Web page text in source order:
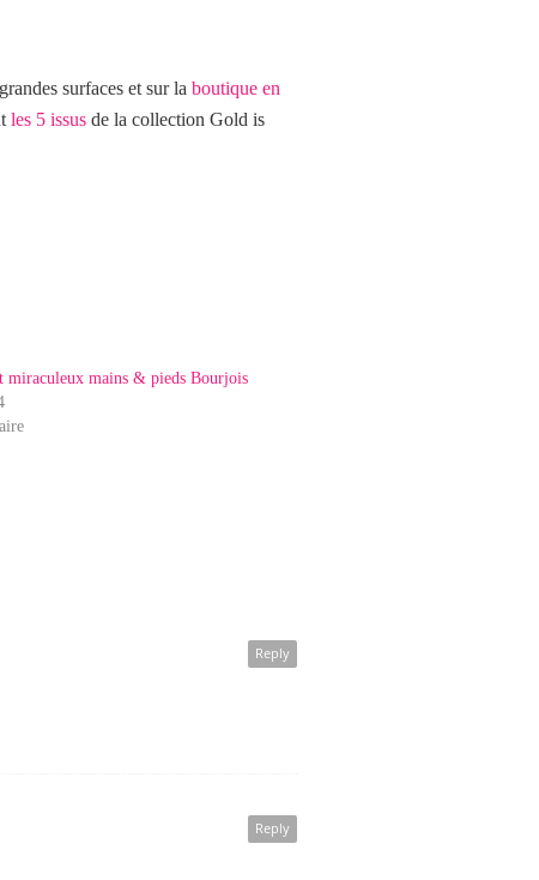
surfaces et sur la boutique en
les 5 issus de la collection Gold is
miraculeux mains & pieds Bourjois
Reply
Reply